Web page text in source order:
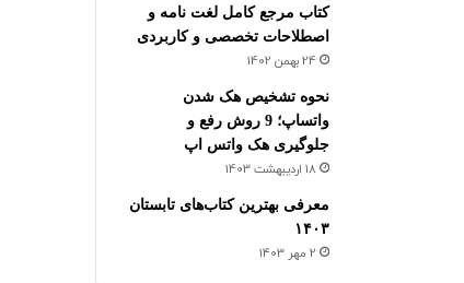
کتاب مرجع کامل لغت نامه و
اصطلاحات تخصصی و کاربردی
24 بهمن 1402
نحوه تشخیص هک شدن
واتساپ؛ 9 روش رفع و
جلوگیری هک واتس اپ
18 اردیبهشت 1403
معرفی بهترین کتاب‌های تابستان
۱۴۰۳
2 مهر 1403